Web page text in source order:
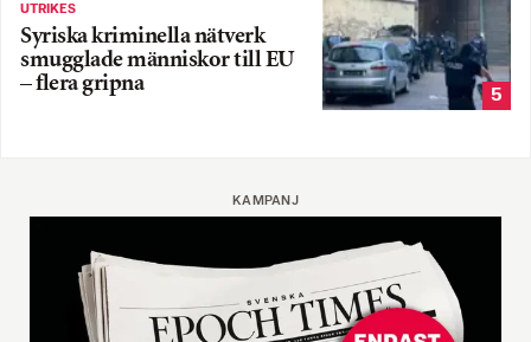
UTRIKES
Syriska kriminella nätverk
smugglade människor till EU
– flera gripna
5
KAMPANJ